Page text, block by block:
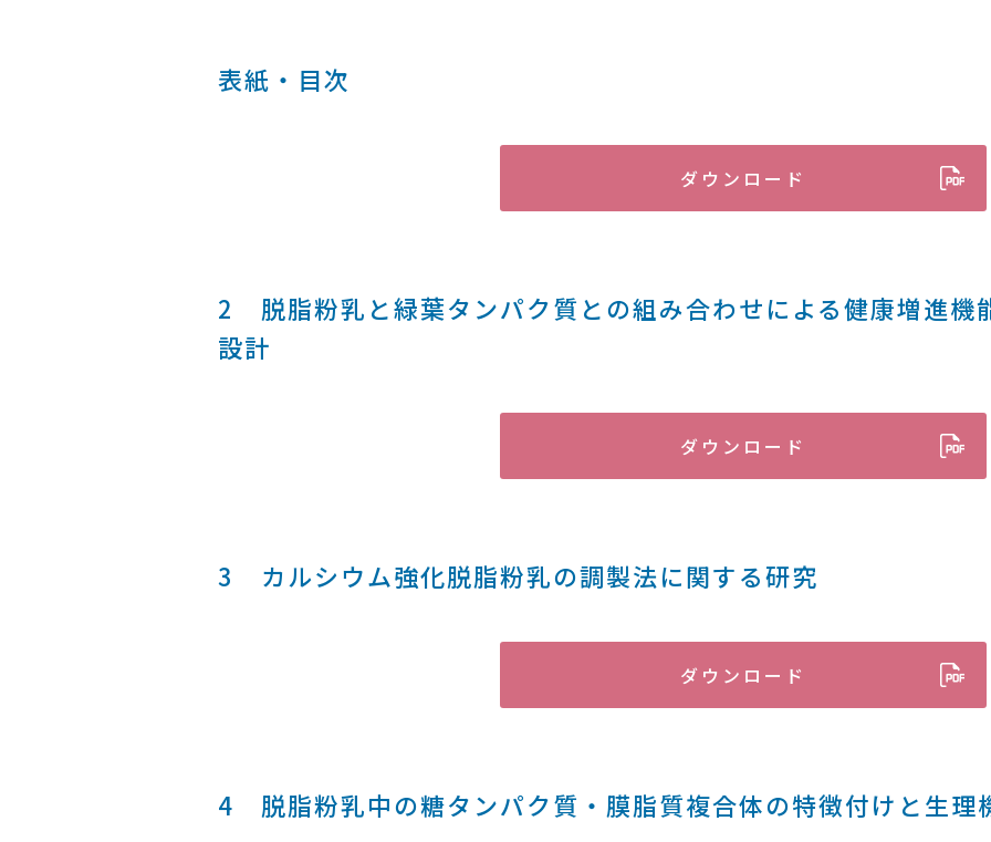
表紙・目次
ダウンロード
2 脱脂粉乳と緑葉タンパク質との組み合わせによる健康増進機
設計
ダウンロード
3 カルシウム強化脱脂粉乳の調製法に関する研究
ダウンロード
4 脱脂粉乳中の糖タンパク質・膜脂質複合体の特徴付けと生理